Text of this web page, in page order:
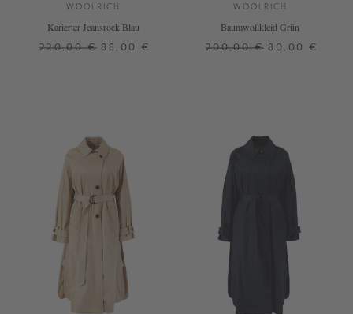
WOOLRICH
Karierter Jeansrock Blau
220,00 € 88,00 €
WOOLRICH
Baumwollkleid Grün
200,00 € 80,00 €